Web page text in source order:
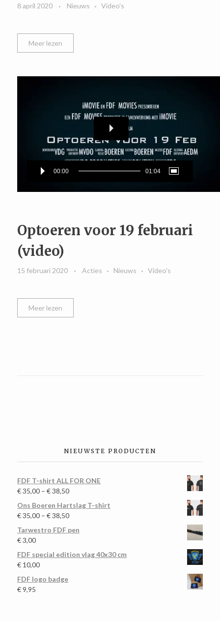
8 april 2020 Nieuws Video's
Meer lezen
00:00 01:04
Optoeren voor 19 februari
(video)
15 februari 2020 Acties Nieuws Video's
Meer lezen
NIEUWSTE PRODUCTEN
FDF T-shirt ALL FOR ONE
€35,00 – €38,50
Ons Boeren Hartslag T-shirt
€35,00 – €38,50
Tarwestro FDF pen
€3,00
FDF special edition vlag 40x30 cm
€ 10,00
FDF logo badge
€9,95